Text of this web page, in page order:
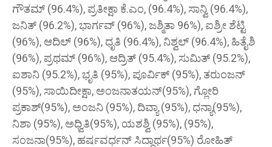
ಗೌತಮ್ (96.4%), ಪ್ರತೀಕ್ಷಾ ಕೆ.ಎಂ, (96.4%), ಸಾನ್ವಿ (96.4%),
ಜನಿತ್ (96.2%), ಭಾರ್ಗವ್ (96%), ಜಶ್ಮಿತಾ 96%), ಐಶ್ರೀ ಶೆಟ್ಟಿ
(96%), ಆದಿಲ್ (96%), ಧೃತಿ (96.4%), ನಿಶ್ವಲ್ (96.4%), ಹಿತೈಶಿ
(96%), ಪ್ರಥಮ್ (96%), ಆದ್ರಿತ್ (95.4%), ಸುಮಿತ್ (95.2%),
ಐಶಾನಿ (95.2%), ಭೃತಿ (95%), ಪೂರ್ವಿಕ್ (95%), ತರುಂಜನ್
(95%), ಸಾಯಿದೀಕ್ಷಾ, ಅಂಜನಾತಯನ್(95%), ಗ್ಲೋರಿ
ಪ್ರಕಾಶ್(95%), ಅಂಜನಿ (95%), ದಿವ್ಯಾ (95%), ಧನ್ಯಾ(95%),
ನಿಶಾ (95%), ಅಧ್ವಿತಿ(95%), ಯಶಶ್ವಿ (95%), (95%),
ಸಂಜನಾ(95%), ಹರ್ಷವರ್ಧನ್ ಸಿದ್ಧಾರ್ಥ(95%) ರೋಹಿತ್